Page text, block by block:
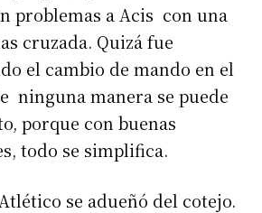
problemas a Acis con una
cruzada. Quizá fue
el cambio de mando en el
ninguna manera se puede
porque con buenas
todo se simplifica.
se adueñó del cotejo.